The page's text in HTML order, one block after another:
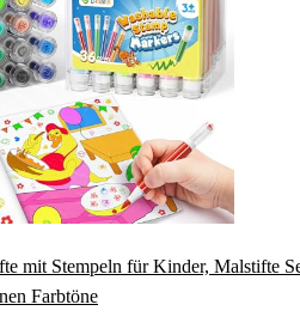
mit Stempeln für Kinder, Malstifte
Farbtöne